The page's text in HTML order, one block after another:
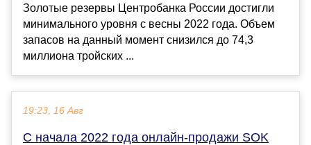
Золотые резервы Центробанка России достигли
минимального уровня с весны 2022 года. Объем
запасов на данный момент снизился до 74,3
миллиона тройских ...
19:23, 16 Авг
С начала 2022 года онлайн-продажи SOK